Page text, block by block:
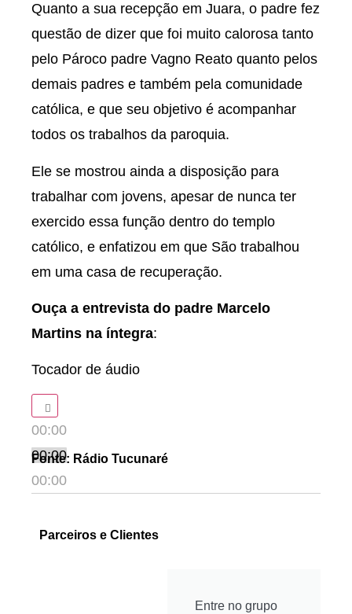
Quanto a sua recepção em Juara, o padre fez
questão de dizer que foi muito calorosa tanto
pelo Pároco padre Vagno Reato quanto pelos
demais padres e também pela comunidade
católica, e que seu objetivo é acompanhar
todos os trabalhos da paroquia.
Ele se mostrou ainda a disposição para
trabalhar com jovens, apesar de nunca ter
exercido essa função dentro do templo
católico, e enfatizou em que São trabalhou
em uma casa de recuperação.
Ouça a entrevista do padre Marcelo
Martins na íntegra:
Tocador de áudio
00:00
00:00
00:00
Fonte: Rádio Tucunaré
Parceiros e Clientes
Entre no grupo